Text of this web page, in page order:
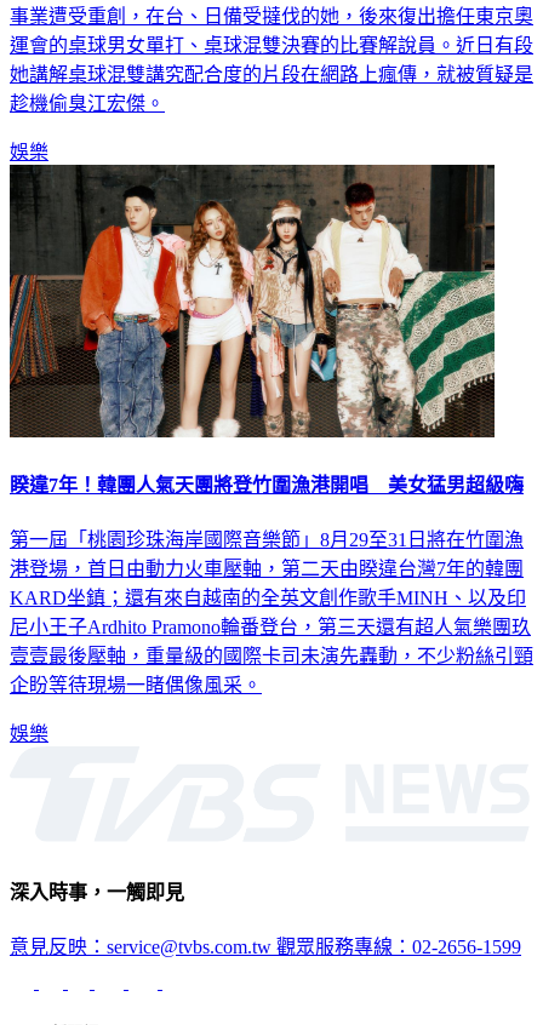
事業遭受重創，在台、日備受撻伐的她，後來復出擔任東京奧
運會的桌球男女單打、桌球混雙決賽的比賽解說員。近日有段
她講解桌球混雙講究配合度的片段在網路上瘋傳，就被質疑是
趁機偷臭江宏傑。
娛樂
睽違7年！韓團人氣天團將登竹圍漁港開唱 美女猛男超級嗨
第一屆「桃園珍珠海岸國際音樂節」8月29至31日將在竹圍漁
港登場，首日由動力火車壓軸，第二天由睽違台灣7年的韓團
KARD坐鎮；還有來自越南的全英文創作歌手MINH、以及印
尼小王子Ardhito Pramono輪番登台，第三天還有超人氣樂團玖
壹壹最後壓軸，重量級的國際卡司未演先轟動，不少粉絲引頸
企盼等待現場一睹偶像風采。
娛樂
深入時事，一觸即見
意見反映：service@tvbs.com.tw 觀眾服務專線：02-2656-1599